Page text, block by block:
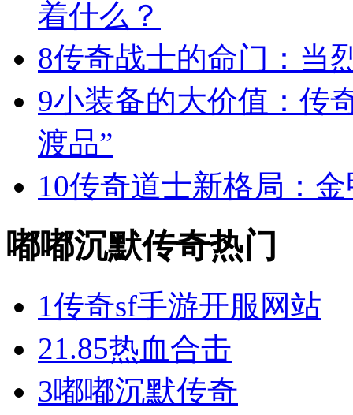
着什么？
8传奇战士的命门：当
9小装备的大价值：传
渡品”
10传奇道士新格局：
嘟嘟沉默传奇热门
1传奇sf手游开服网站
21.85热血合击
3嘟嘟沉默传奇